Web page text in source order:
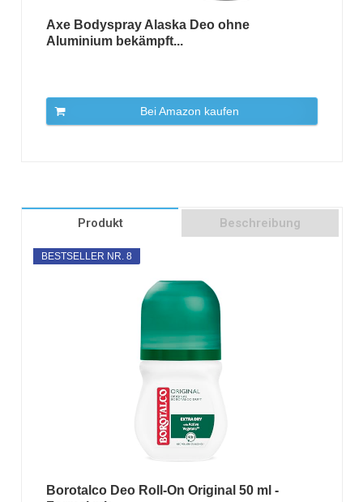
Axe Bodyspray Alaska Deo ohne
Aluminium bekämpft...
Bei Amazon kaufen
Produkt Beschreibung
BESTSELLER NR. 8
Borotalco Deo Roll-On Original 50 ml -